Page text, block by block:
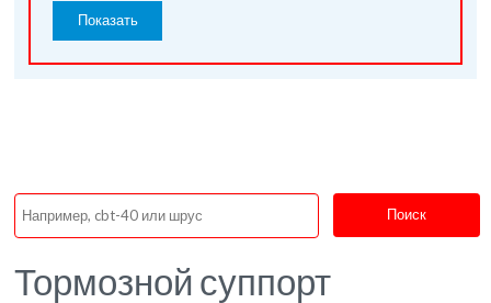
Показать
Поиск
Тормозной суппорт